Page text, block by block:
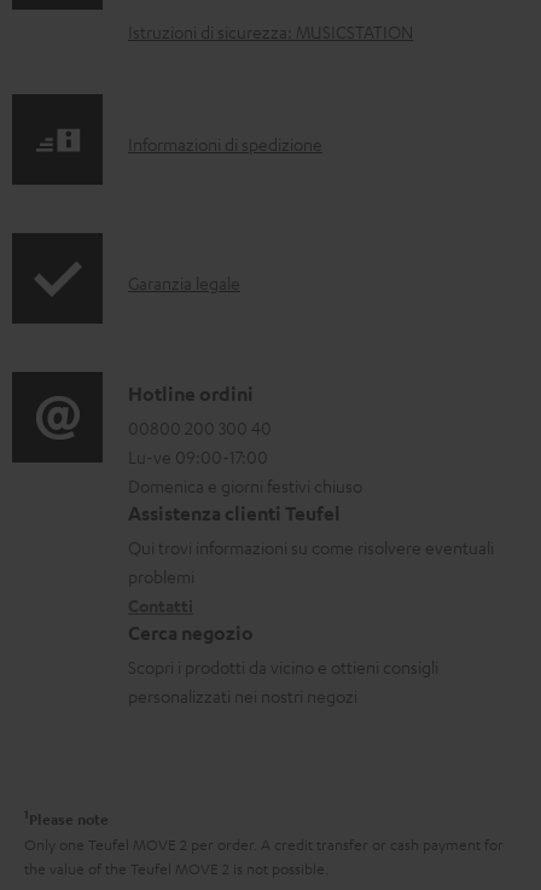
m
t
a
c
a
b
i
l
i
Istruzioni di sicurezza: MUSICSTATION
I
r
z
i
o
n
i
d
s
p
z
i
Informazioni di spedizione
I
o
r
m
a
z
i
n
i
n
Garanzia legale
C
o
n
t
a
t
i
Hotline ordini
00800 200 300 40
Lu-ve 09:00-17:00
Domenica e giorni festivi chiuso
Assistenza clienti Teufel
Qui trovi informazioni su come risolvere eventuali
problemi
Cerca negozio
Scopri i prodotti da vicino e ottieni consigli
personalizzati nei nostri negozi
1 Please note
Only one Teufel MOVE 2 per order. A credit transfer or cash payment for
the value of the Teufel MOVE 2 is not possible.